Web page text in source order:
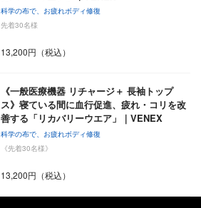
科学の布で、お疲れボディ修復
先着30名様
13,200円（税込）
《一般医療機器 リチャージ＋ 長袖トップ
ス》寝ている間に血行促進、疲れ・コリを改
善する「リカバリーウエア」｜VENEX
科学の布で、お疲れボディ修復
《先着30名様》
13,200円（税込）